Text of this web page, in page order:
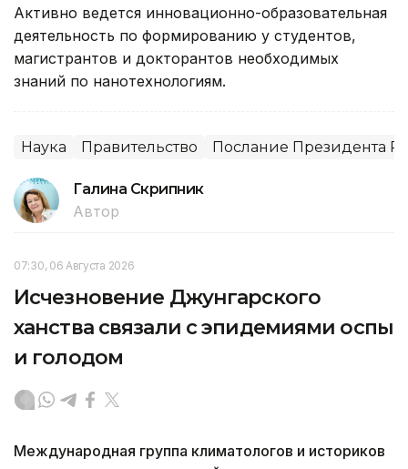
Активно ведется инновационно-образовательная
деятельность по формированию у студентов,
магистрантов и докторантов необходимых
знаний по нанотехнологиям.
Наука Правительство Послание Президента
Галина Скрипник
Автор
07:30, 06 Августа 2026
Исчезновение Джунгарского
ханства связали с эпидемиями оспы
и голодом
Международная группа климатологов и историков